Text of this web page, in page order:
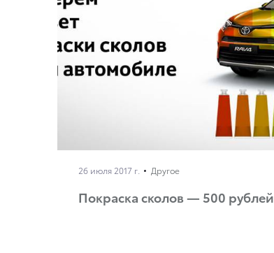
26 июля 2017 г. Другое
Покраска сколов — 500 рублей